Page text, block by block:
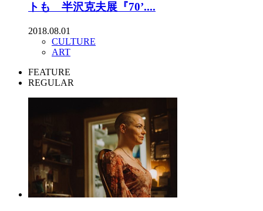
トも 半沢克夫展『70’....
2018.08.01
CULTURE
ART
FEATURE
REGULAR